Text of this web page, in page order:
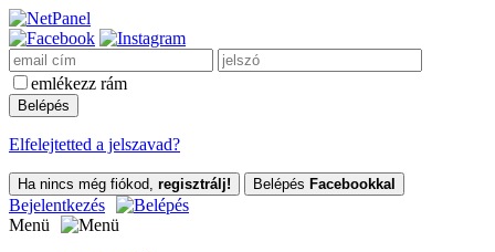
emlékezz rám
Elfelejtetted a jelszavad?
Ha nincs még fiókod, regisztrálj! Belépés Facebookkal
Bejelentkezés
Menü